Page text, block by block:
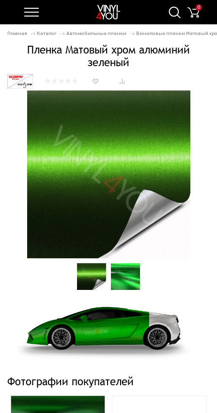
0
Главная Каталог Автомобильные пленки Виниловые пленки Матовый
Пленка Матовый хром алюминий
зеленый
Фотографии покупателей